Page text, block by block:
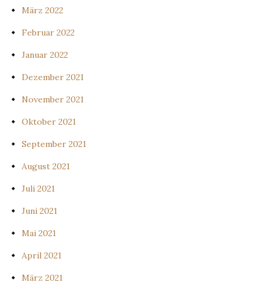
März 2022
Februar 2022
Januar 2022
Dezember 2021
November 2021
Oktober 2021
September 2021
August 2021
Juli 2021
Juni 2021
Mai 2021
April 2021
März 2021